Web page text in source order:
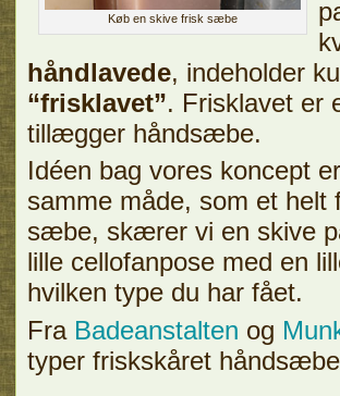
Køb en skive frisk sæbe
håndlavede, indeholder
“frisklavet”. Frisklavet er
tillægger håndsæbe.
Idéen bag vores koncept
samme måde, som et
sæbe, skærer vi en skive
lille cellofanpose med en
hvilken type du har fået.
Fra Badeanstalten og
typer friskskåret